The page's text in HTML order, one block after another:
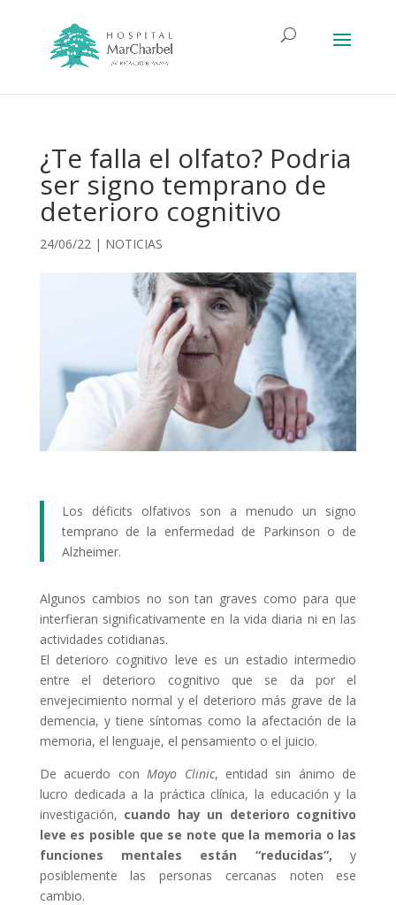
¿Te falla el olfato? Podria
ser signo temprano de
deterioro cognitivo
24/06/22| NOTICIAS
Los déficits olfativos son a menudo un signo
temprano de la enfermedad de Parkinson o de
Alzheimer.
Algunos cambios no son tan graves como para que
interfieran significativamente en la vida diaria ni en las
actividades cotidianas.
El deterioro cognitivo leve es un estadio intermedio
entre el deterioro cognitivo que se da por el
envejecimiento normal y el deterioro más grave de la
demencia, y tiene síntomas como la afectación de la
memoria, el lenguaje, el pensamiento o el juicio.
De acuerdo con Mayo Clinic, entidad sin ánimo de
lucro dedicada a la práctica clínica, la educación y la
investigación, cuando hay un deterioro cognitivo
leve es posible que se note que la memoria o las
funciones mentales están “reducidas”,y
posiblemente las personas cercanas noten ese
cambio.